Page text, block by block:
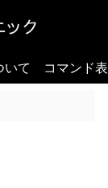
いて コマンド